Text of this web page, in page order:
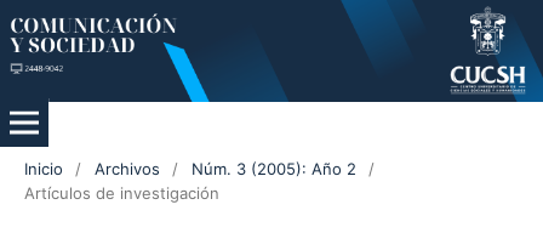
Inicio / Archivos / Núm. 3 (2005): Año 2
/
Artículos de investigación